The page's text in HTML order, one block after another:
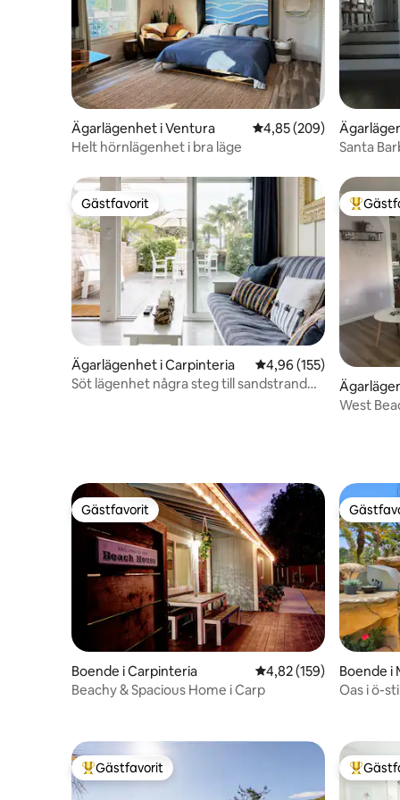
Ägarlägenhet i Ventura 4,85 av 5 i
4,85 (209)
Helt hörnlägenhet i bra läge
a
Santa
Gästfavorit
Gästfavorit
Ägarlägenhet i Carpinteria 4,96 av 5 i
4,96 (155)
Söt lägenhet några steg till sandstrand
Populär
a
West
Gästfavorit
Gästfavorit
Boende i Carpinteria 4,82 av 5 i
4,82 (159)
Beachy & Spacious Home i Carp
Boende i
Oas i ö-
Populär gästfavorit
Gästfavorit